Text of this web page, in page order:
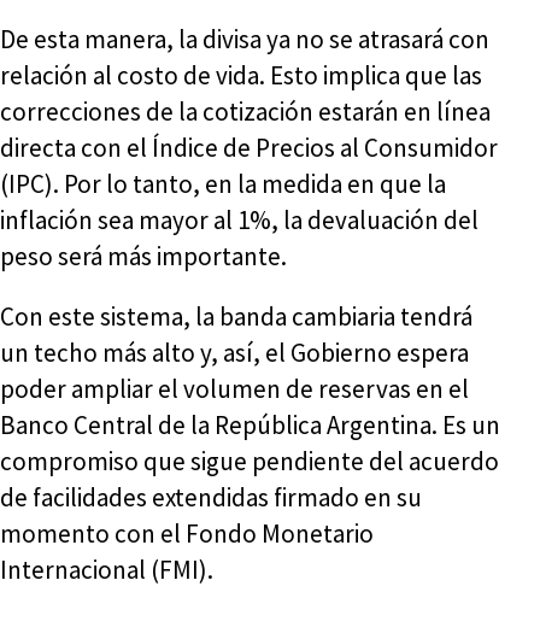
De esta manera, la divisa ya no se atrasará con
relación al costo de vida. Esto implica que las
correcciones de la cotización estarán en línea
directa con el Índice de Precios al Consumidor
(IPC). Por lo tanto, en la medida en que la
inflación sea mayor al 1%, la devaluación del
peso será más importante.
Con este sistema, la banda cambiaria tendrá
un techo más alto y, así, el Gobierno espera
poder ampliar el volumen de reservas en el
Banco Central de la República Argentina. Es un
compromiso que sigue pendiente del acuerdo
de facilidades extendidas firmado en su
momento con el Fondo Monetario
Internacional (FMI).